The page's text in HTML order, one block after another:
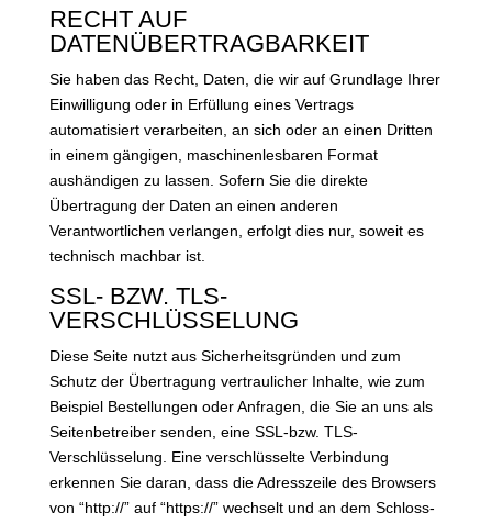
RECHT AUF
DATENÜBERTRAGBARKEIT
Sie haben das Recht, Daten, die wir auf Grundlage Ihrer
Einwilligung oder in Erfüllung eines Vertrags
automatisiert verarbeiten, an sich oder an einen Dritten
in einem gängigen, maschinenlesbaren Format
aushändigen zu lassen. Sofern Sie die direkte
Übertragung der Daten an einen anderen
Verantwortlichen verlangen, erfolgt dies nur, soweit es
technisch machbar ist.
SSL- BZW. TLS-
VERSCHLÜSSELUNG
Diese Seite nutzt aus Sicherheitsgründen und zum
Schutz der Übertragung vertraulicher Inhalte, wie zum
Beispiel Bestellungen oder Anfragen, die Sie an uns als
Seitenbetreiber senden, eine SSL-bzw. TLS-
Verschlüsselung. Eine verschlüsselte Verbindung
erkennen Sie daran, dass die Adresszeile des Browsers
von “http://” auf “https://” wechselt und an dem Schloss-